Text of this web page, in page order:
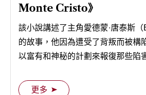
Monte Cristo》
該小說講述了主角愛德蒙·唐泰斯（
的故事，他因為遭受了背叛而被構
以富有和神秘的計劃來報復那些陷
「蒙特克里斯托伯爵」。
更多